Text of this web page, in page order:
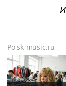
Poisk-music.ru